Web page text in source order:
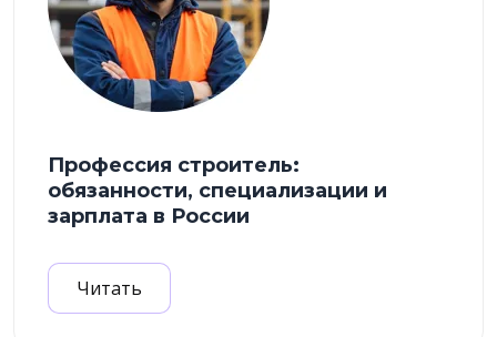
Профессия строитель:
обязанности, специализации и
зарплата в России
Читать